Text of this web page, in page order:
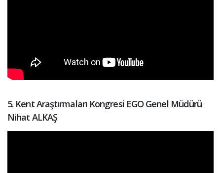
5. Kent Araştırmaları Kongresi EGO Genel Müdürü
Nihat ALKAŞ